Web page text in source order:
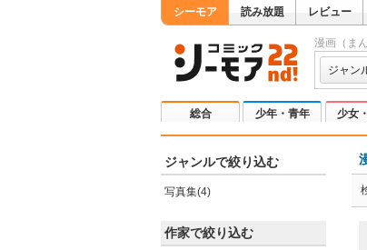
シーモア 読み放題 レビュー
漫画（ま
ジャン
総合 少年・青年 少女
ジャンルで絞り込む
写真集(4)
作家で絞り込む